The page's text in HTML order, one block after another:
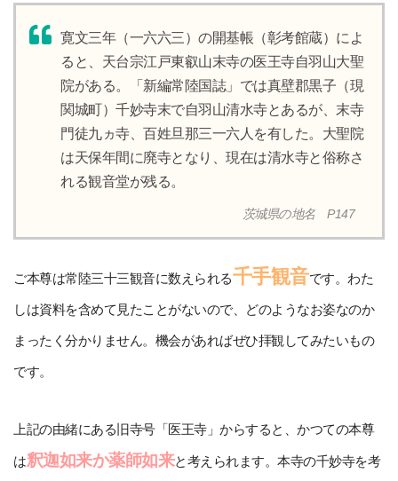
寛文三年（一六六三）の開基帳（彰考館蔵）によ
ると、天台宗江戸東叡山末寺の医王寺自羽山大聖
院がある。「新編常陸国誌」では真壁郡黒子（現
関城町）千妙寺末で自羽山清水寺とあるが、末寺
門徒九ヵ寺、百姓旦那三一六人を有した。大聖院
は天保年間に廃寺となり、現在は清水寺と俗称さ
れる観音堂が残る。
茨城県の地名 P147
ご本尊は常陸三十三観音に数えられる千手観音です。わた
しは資料を含めて見たことがないので、どのようなお姿なのか
まったく分かりません。機会があればぜひ拝観してみたいもの
です。
上記の由緒にある旧寺号「医王寺」からすると、かつての本尊
は釈迦如来か薬師如来と考えられます。本寺の千妙寺を考